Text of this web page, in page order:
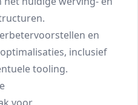
en
inclusief
tooling.